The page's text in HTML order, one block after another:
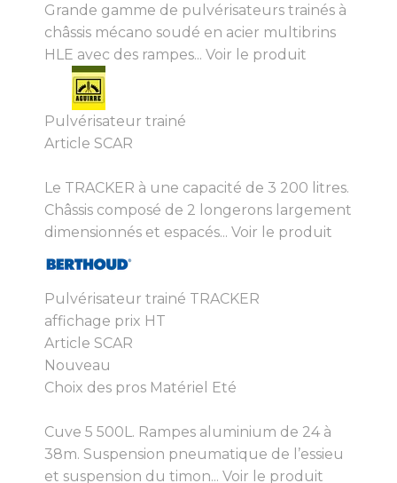
Grande gamme de pulvérisateurs trainés à
châssis mécano soudé en acier multibrins
HLE avec des rampes... Voir le produit
Pulvérisateur trainé
Article SCAR
Le TRACKER à une capacité de 3 200 litres.
Châssis composé de 2 longerons largement
dimensionnés et espacés... Voir le produit
Pulvérisateur trainé TRACKER
affichage prix HT
Article SCAR
Nouveau
Choix des pros Matériel Eté
Cuve 5 500L. Rampes aluminium de 24 à
38m. Suspension pneumatique de l’essieu
et suspension du timon... Voir le produit